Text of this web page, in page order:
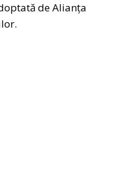
de Alianța